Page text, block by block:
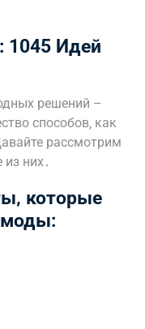
1045 Идей
решений –
способов‚ как
рассмотрим
них․
которые
моды: